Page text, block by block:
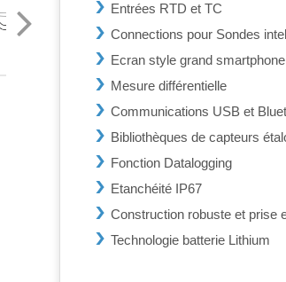
Entrées RTD et TC
Connections pour Sondes
Ecran style grand smartphone
Mesure différentielle
Communications USB et
Bibliothèques de capteurs
Fonction Datalogging
Etanchéité IP67
Construction robuste et prise
Technologie batterie Lithium